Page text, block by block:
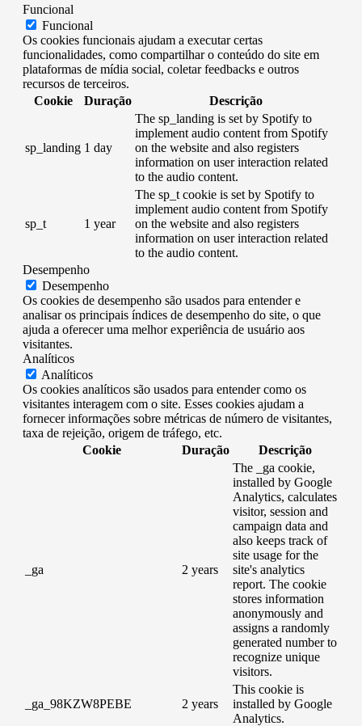
Funcional
Funcional
Os cookies funcionais ajudam a executar certas
funcionalidades, como compartilhar o conteúdo do site em
plataformas de mídia social, coletar feedbacks e outros
recursos de terceiros.
Cookie
Duração Descrição
sp_landing 1 day
The sp_landing is set by Spotify to
implement audio content from Spotify
on the website and also registers
information on user interaction related
to the audio content.
sp_t 1 year
The sp_t cookie is set by Spotify to
implement audio content from Spotify
on the website and also registers
information on user interaction related
to the audio content.
Desempenho
Desempenho
Os cookies de desempenho são usados ​​para entender e
analisar os principais índices de desempenho do site, o que
ajuda a oferecer uma melhor experiência de usuário aos
visitantes.
Analíticos
Analíticos
Os cookies analíticos são usados ​​para entender como os
visitantes interagem com o site. Esses cookies ajudam a
fornecer informações sobre métricas de número de visitantes,
taxa de rejeição, origem de tráfego, etc.
Cookie
Duração Descrição
_ga 2 years
The _ga cookie,
installed by Google
Analytics, calculates
visitor, session and
campaign data and
also keeps track of
site usage for the
site's analytics
report. The cookie
stores information
anonymously and
assigns a randomly
generated number to
recognize unique
visitors.
_ga_98KZW8PEBE 2 years
This cookie is
installed by Google
Analytics.